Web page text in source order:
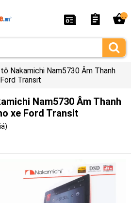
Nakamichi Nam5730 Âm Thanh
Transit
Nam5730 Âm Thanh
xe Ford Transit